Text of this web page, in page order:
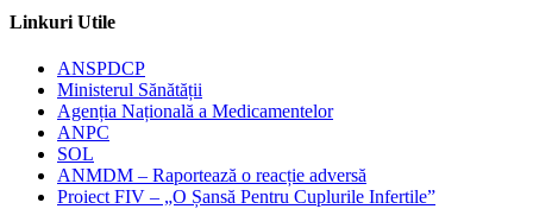
Linkuri Utile
ANSPDCP
Ministerul Sănătății
Agenția Națională a Medicamentelor
ANPC
SOL
ANMDM – Raportează o reacție adversă
Proiect FIV – „O Șansă Pentru Cuplurile Infertile”